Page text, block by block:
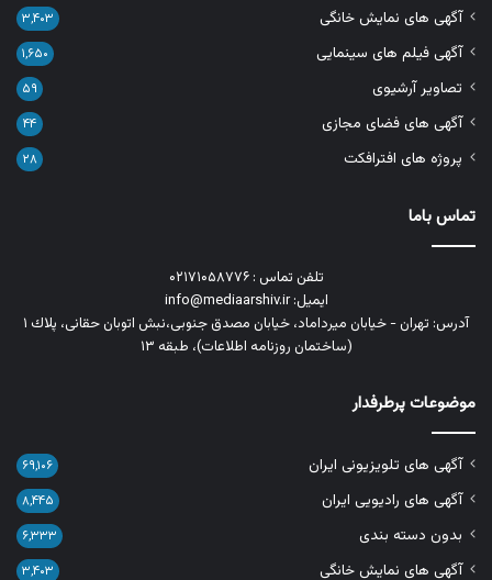
آگهی های نمایش خانگی ۳,۴۰۳
آگهی فیلم های سینمایی ۱,۶۵۰
تصاویر آرشیوی ۵۹
آگهی های فضای مجازی ۴۴
پروژه های افترافکت ۲۸
تماس باما
تلفن تماس : ۰۲۱۷۱۰۵۸۷۷۶
ایمیل: info@mediaarshiv.ir
آدرس: تهران - خیابان میرداماد، خیابان مصدق جنوبی،نبش اتوبان حقانی، پلاك ١
(ساختمان روزنامه اطلاعات)، طبقه ۱۳
موضوعات پرطرفدار
آگهی های تلویزیونی ایران ۶۹,۱۰۶
آگهی های رادیویی ایران ۸,۴۴۵
بدون دسته بندی ۶,۳۳۳
آگهی های نمایش خانگی ۳,۴۰۳